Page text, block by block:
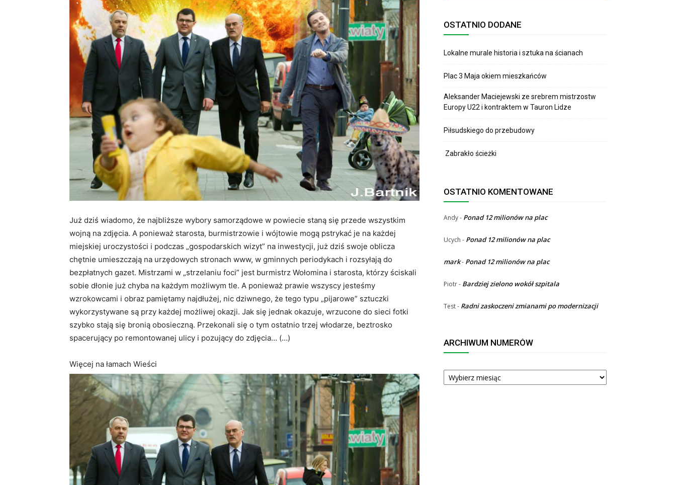
Już dziś wiadomo, że najbliższe wybory samorządowe w powiecie staną się przede wszystkim
wojną na zdjęcia. A ponieważ starosta, burmistrzowie i wójtowie mogą pstrykać je na każdej
miejskiej uroczystości i podczas „gospodarskich wizyt” na inwestycji, już dziś swoje oblicza
chętnie umieszczają na urzędowych stronach www, w gminnych periodykach i rozsyłają do
bezpłatnych gazet. Mistrzami w „strzelaniu foci” jest burmistrz Wołomina i starosta, którzy ściskali
sobie dłonie już chyba na każdym możliwym tle. A ponieważ prawie wszyscy jesteśmy
wzrokowcami i obraz pamiętamy najdłużej, nic dziwnego, że tego typu „pijarowe” sztuczki
wykorzystywane są przy każdej możliwej okazji. Jak się jednak okazuje, wrzucone do sieci fotki
szybko stają się bronią obosieczną. Przekonali się o tym ostatnio trzej włodarze, beztrosko
spacerujący po remontowanej ulicy i pozujący do zdjęcia… (…)
Więcej na łamach Wieści
OSTATNIO DODANE
Lokalne murale historia i sztuka na ścianach
Plac 3 Maja okiem mieszkańców
Aleksander Maciejewski ze srebrem mistrzostw
Europy U22 i kontraktem w Tauron Lidze
Piłsudskiego do przebudowy
Zabrakło ścieżki
OSTATNIO KOMENTOWANE
Andy- Ponad 12 milionów na plac
Ucych - Ponad 12 milionów na plac
mark- Ponad 12 milionów na plac
Piotr- Bardziej zielono wokół szpitala
Test- Radni zaskoczeni zmianami po modernizacji
ARCHIWUM NUMERÓW
ARCHIWUM
NUMERÓW